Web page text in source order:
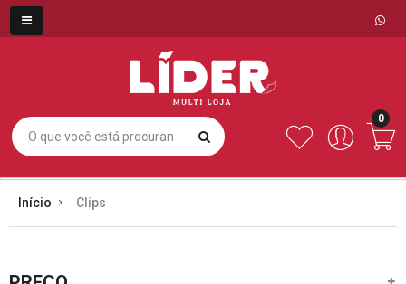
0
Início Clips